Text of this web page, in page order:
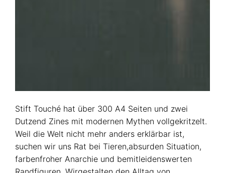
Stift Touché hat über 300 A4 Seiten und zwei
Dutzend Zines mit modernen Mythen vollgekritzelt.
Weil die Welt nicht mehr anders erklärbar ist,
suchen wir uns Rat bei Tieren,absurden Situation,
farbenfroher Anarchie und bemitleidenswerten